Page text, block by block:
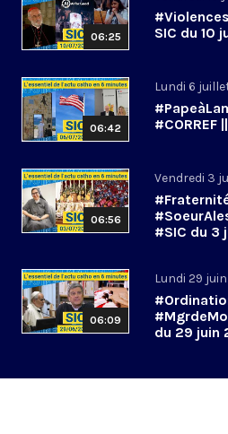
06:25
SIC du 10
06:42
Lundi 6
#CORREF
06:56
Vendredi 3
#SIC du 3
06:09
Lundi 29
du 29 juin